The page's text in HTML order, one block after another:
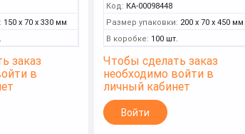
150 x 70 x 330 мм
заказ
в
Код: КА-00098448
Размер упаковки: 200 x 70 x 450 мм
В коробке: 100 шт.
Чтобы сделать заказ
необходимо войти в
личный кабинет
Войти